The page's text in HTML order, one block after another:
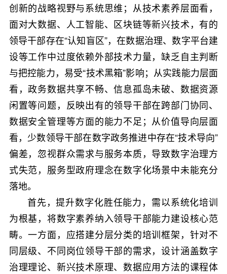
创新的战略视野与系统思维；从技术素养层面看，
面对大数据、人工智能、区块链等新兴技术，有的
领导干部存在“认知盲区”，在数据治理、数字平台建
设等工作中过度依赖外部技术力量，缺乏自主判断
与把控能力，易受“技术黑箱”影响；从实践能力层面
看，政务数据共享不畅、信息孤岛未破、数据资源
闲置等问题，反映出有的领导干部在跨部门协同、
数据安全管理等方面的能力不足；从价值导向层面
看，少数领导干部在数字政务推进中存在“技术导向”
偏差，忽视群众需求与服务本质，导致数字治理方
式失范，服务型政府理念在数字化场景中未能充分
落地。
首先，提升数字化胜任能力，需以系统化培训
为根基，将数字素养纳入领导干部能力建设核心范
畴。一方面，应搭建分层分类的培训框架，针对不
同层级、不同岗位领导干部的需求，设计涵盖数字
治理理论、新兴技术原理、数据应用方法的课程体